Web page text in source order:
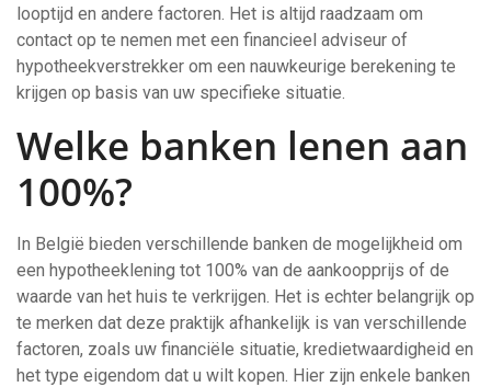
looptijd en andere factoren. Het is altijd raadzaam om
contact op te nemen met een financieel adviseur of
hypotheekverstrekker om een nauwkeurige berekening te
krijgen op basis van uw specifieke situatie.
Welke banken lenen aan
100%?
In België bieden verschillende banken de mogelijkheid om
een hypotheeklening tot 100% van de aankoopprijs of de
waarde van het huis te verkrijgen. Het is echter belangrijk op
te merken dat deze praktijk afhankelijk is van verschillende
factoren, zoals uw financiële situatie, kredietwaardigheid en
het type eigendom dat u wilt kopen. Hier zijn enkele banken